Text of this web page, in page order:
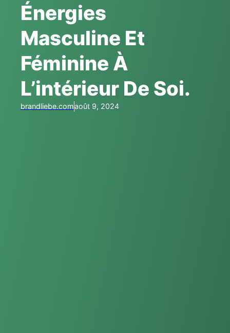
Énergies
Masculine Et
Féminine À
L’intérieur De Soi.
brandliebe.comaoût 9, 2024